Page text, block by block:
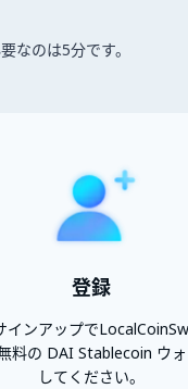
なのは5分です。
登録
インアップで
料の DAI Stablecoin ウ
してください。